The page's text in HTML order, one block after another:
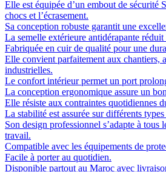
Elle est équipée d’un embout de sécurité
chocs et l’écrasement.
Sa conception robuste garantit une
La semelle extérieure antidérapante réduit
Fabriquée en cuir de qualité pour une
Elle convient parfaitement aux chantiers,
industrielles.
Le confort intérieur permet un port
La conception ergonomique assure un
Elle résiste aux contraintes quotidiennes
La stabilité est assurée sur différents types
Son design professionnel s’adapte à tous
travail.
Compatible avec les équipements de
Facile à porter au quotidien.
Disponible partout au Maroc avec